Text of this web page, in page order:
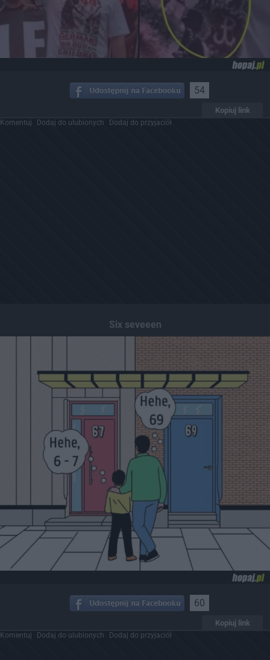
54
Kopiuj link
Komentuj Dodaj do ulubionych Dodaj do przyjaciół
Six seveeen
60
Kopiuj link
Komentuj Dodaj do ulubionych Dodaj do przyjaciół